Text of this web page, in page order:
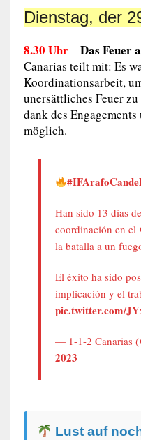
Dienstag, der
8.30 Uhr–Das Feuer
Canarias teilt mit: Es
Koordinationsarbeit,
unersättliches Feuer
dank des
möglich.
Han sido 13 días
coordinación en el
la batalla a un
El éxito ha sido
implicación y el
pic.twitter.com/
— 1-1-2 Canarias
2023
Lust auf